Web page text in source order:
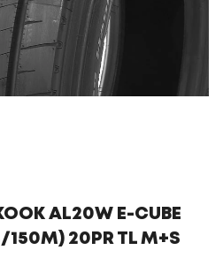
AL20W E-CUBE
20PR TL M+S